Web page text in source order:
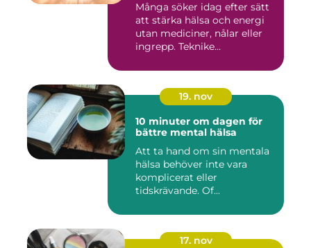
Många söker idag efter sätt
att stärka hälsa och energi
utan mediciner, nålar eller
ingrepp. Teknike...
19. nov
10 minuter om dagen för
bättre mental hälsa
Att ta hand om sin mentala
hälsa behöver inte vara
komplicerat eller
tidskrävande. Of...
17. nov